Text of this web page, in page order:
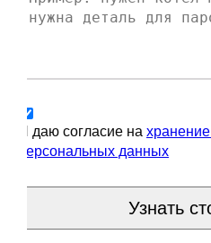
Я даю согласие на
персональных данных
Узнать